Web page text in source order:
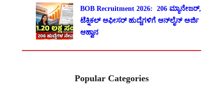
BOB Recruitment 2026: 206 ಮ್ಯಾನೇಜರ್,
ಟೆಕ್ನಿಕಲ್ ಆಫೀಸರ್ ಹುದ್ದೆಗಳಿಗೆ ಆನ್‌ಲೈನ್ ಅರ್ಜಿ
ಆಹ್ವಾನ
Popular Categories